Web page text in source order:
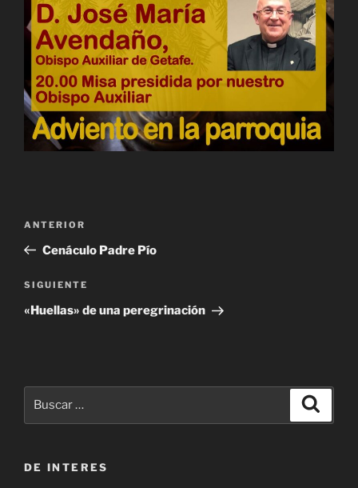
entradas
Entrada
anterior:
ANTERIOR
Cenáculo Padre Pío
Siguiente
entrada
SIGUIENTE
«Huellas» de una peregrinación
DE INTERES